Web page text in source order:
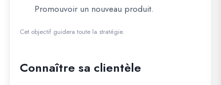
Promouvoir un nouveau produit.
Cet objectif guidera toute la stratégie.
Connaître sa clientèle